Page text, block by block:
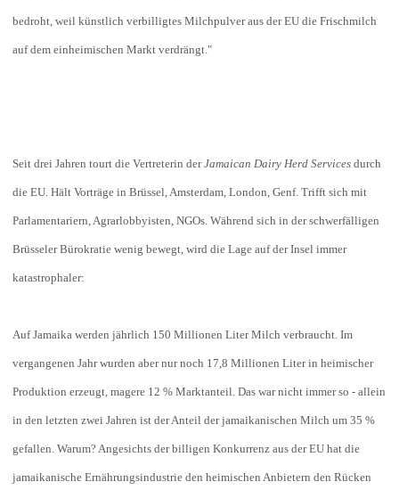
bedroht, weil künstlich verbilligtes Milchpulver aus der EU die Frischmilch
auf dem einheimischen Markt verdrängt."
Seit drei Jahren tourt die Vertreterin derJamaican Dairy Herd Services durch
die EU. Hält Vorträge in Brüssel, Amsterdam, London, Genf. Trifft sich mit
Parlamentariern, Agrarlobbyisten, NGOs. Während sich in der schwerfälligen
Brüsseler Bürokratie wenig bewegt, wird die Lage auf der Insel immer
katastrophaler:
Auf Jamaika werden jährlich 150 Millionen Liter Milch verbraucht. Im
vergangenen Jahr wurden aber nur noch 17,8 Millionen Liter in heimischer
Produktion erzeugt, magere 12 % Marktanteil. Das war nicht immer so - allein
in den letzten zwei Jahren ist der Anteil der jamaikanischen Milch um 35 %
gefallen. Warum? Angesichts der billigen Konkurrenz aus der EU hat die
jamaikanische Ernährungsindustrie den heimischen Anbietern den Rücken